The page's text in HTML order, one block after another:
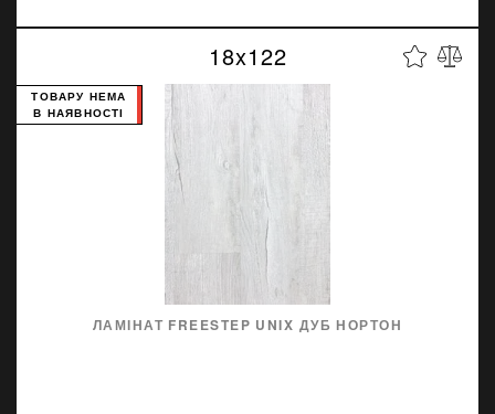
18x122
ЛАМІНАТ FREESTEP UNIX ДУБ НОРТОН
ТОВАРУ НЕМА
В НАЯВНОСТІ